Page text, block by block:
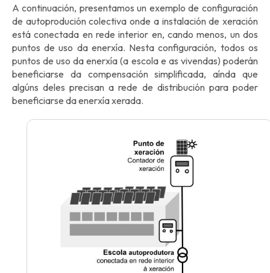
A continuación, presentamos un exemplo de configuración
de autoprodución colectiva onde a instalación de xeración
está conectada en rede interior en, cando menos, un dos
puntos de uso da enerxía. Nesta configuración, todos os
puntos de uso da enerxía (a escola e as vivendas) poderán
beneficiarse da compensación simplificada, aínda que
algúns deles precisan a rede de distribución para poder
beneficiarse da enerxía xerada.